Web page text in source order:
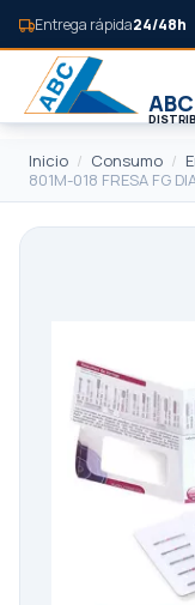
Entrega rápida24/48h
Inicio Consumo
801M-018 FRESA FG